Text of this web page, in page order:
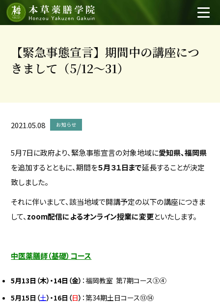
【緊急事態宣言】期間中の講座につ
きまして（5/12～31）
2021.05.08 お知らせ
5月7日に政府より、緊急事態宣言の対象地域に愛知県、福岡県
を追加するとともに、期間を５月３１日まで延長することが決定
致しました。
それに伴いまして、該当地域で開講予定の以下の講座につきま
して、 zoom配信によるオンライン授業に変更といたします。
中医薬膳師（基礎）コース
5月13日（木）・14日（金） ：福岡教室 第7期コース③④
5月15日（土）・16日（日） ：第34期土日コース⑬⑭